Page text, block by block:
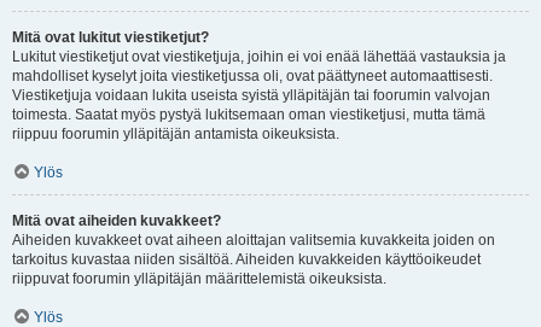
Mitä ovat lukitut viestiketjut?
Lukitut viestiketjut ovat viestiketjuja, joihin ei voi enää lähettää vastauksia ja
mahdolliset kyselyt joita viestiketjussa oli, ovat päättyneet automaattisesti.
Viestiketjuja voidaan lukita useista syistä ylläpitäjän tai foorumin valvojan
toimesta. Saatat myös pystyä lukitsemaan oman viestiketjusi, mutta tämä
riippuu foorumin ylläpitäjän antamista oikeuksista.
Ylös
Mitä ovat aiheiden kuvakkeet?
Aiheiden kuvakkeet ovat aiheen aloittajan valitsemia kuvakkeita joiden on
tarkoitus kuvastaa niiden sisältöä. Aiheiden kuvakkeiden käyttöoikeudet
riippuvat foorumin ylläpitäjän määrittelemistä oikeuksista.
Ylös